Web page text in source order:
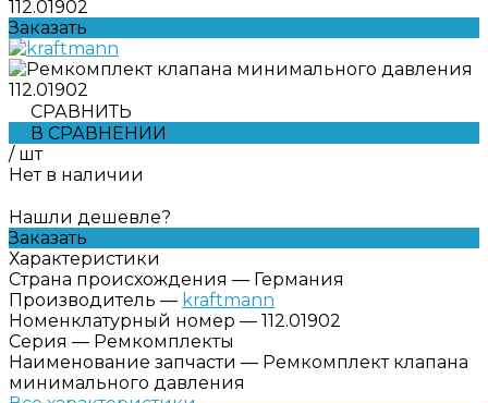
112.01902
Заказать
СРАВНИТЬ
В СРАВНЕНИИ
/ шт
Нет в наличии
Нашли дешевле?
Заказать
Характеристики
Страна происхождения — Германия
Производитель — kraftmann
Номенклатурный номер — 112.01902
Серия — Ремкомплекты
Наименование запчасти — Ремкомплект клапана
минимального давления